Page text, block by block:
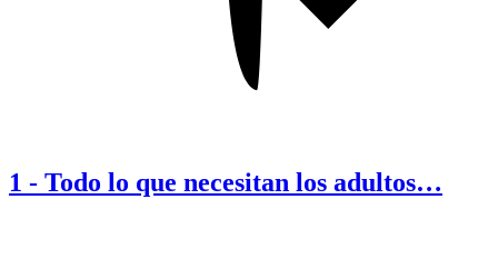
1 - Todo lo que necesitan los adultos…